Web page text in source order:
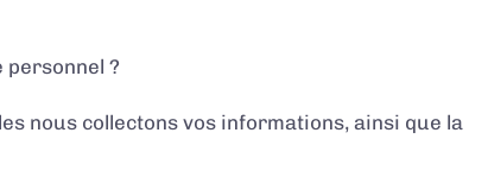
personnel ?
nous collectons vos informations, ainsi que la